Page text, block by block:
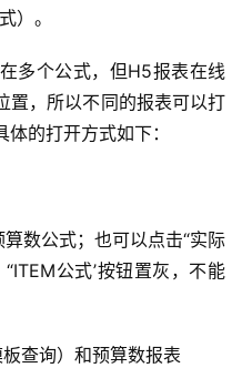
Sign up
）。
多个公式，但H5报表在线
置，所以不同的报表可以打
的打开方式如下：
数公式；也可以点击“实际
公式’按钮置灰，不能
查询）和预算数报表